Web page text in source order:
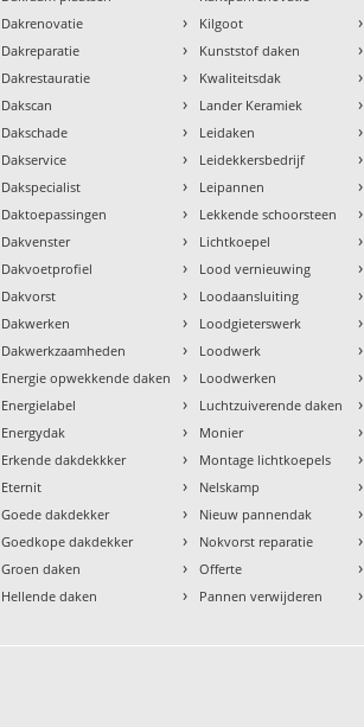
Dakrenovatie
Dakreparatie
Dakrestauratie
Dakscan
Dakschade
Dakservice
Dakspecialist
Daktoepassingen
Dakvenster
Dakvoetprofiel
Dakvorst
Dakwerken
Dakwerkzaamheden
Energie opwekkende daken
Energielabel
Energydak
Erkende dakdekkker
Eternit
Goede dakdekker
Goedkope dakdekker
Groen daken
Hellende daken
› Kilgoot
› Kunststof daken
› Kwaliteitsdak
› Lander Keramiek
› Leidaken
› Leidekkersbedrijf
› Leipannen
› Lekkende schoorsteen
› Lichtkoepel
› Lood vernieuwing
› Loodaansluiting
› Loodgieterswerk
› Loodwerk
› Loodwerken
› Luchtzuiverende daken
› Monier
› Montage lichtkoepels
› Nelskamp
› Nieuw pannendak
› Nokvorst reparatie
› Offerte
› Pannen verwijderen
›
›
›
›
›
›
›
›
›
›
›
›
›
›
›
›
›
›
›
›
›
›